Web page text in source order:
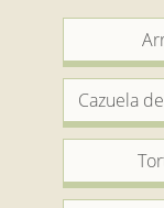
Cazuela